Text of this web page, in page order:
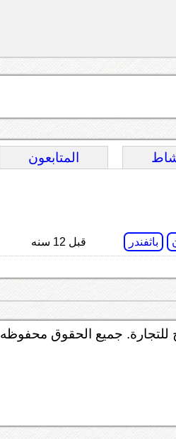
المتابعون
باثفندر قبل 12 سنه
جميع الحقوق محفوظه